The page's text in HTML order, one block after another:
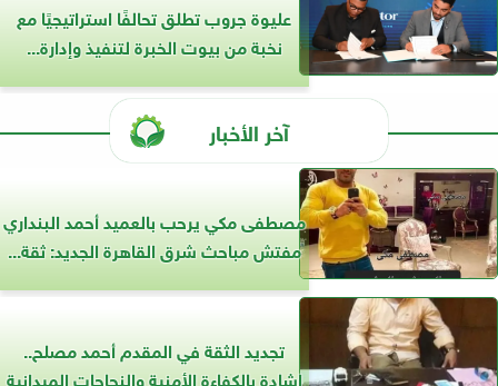
عليوة جروب تطلق تحالفًا استراتيجيًا مع
نخبة من بيوت الخبرة لتنفيذ وإدارة...
آخر الأخبار
مصطفى مكي يرحب بالعميد أحمد البنداري
مفتش مباحث شرق القاهرة الجديد: ثقة...
تجديد الثقة في المقدم أحمد مصلح..
إشادة بالكفاءة الأمنية والنجاحات الميدانية